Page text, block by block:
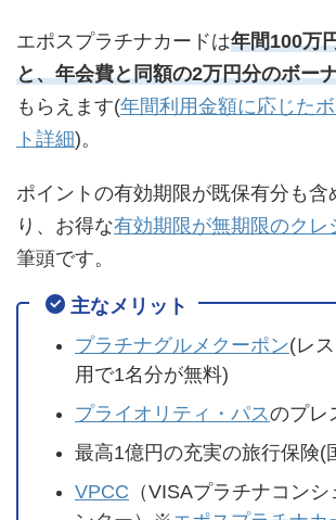
エポスプラチナカードは年間100万
と、年会費と同額の2万円分のボー
もらえます(年間利用金額に応じた
ト詳細)。
ポイントの有効期限が既保有分も含
り、お得な有効期限が無期限のクレ
筆頭です。
主なメリット
プラチナグルメクーポン(レ
用で1名分が無料)
プライオリティ・パスのプレ
最高1億円の充実の旅行保険(
VPCC （VISAプラチナコン